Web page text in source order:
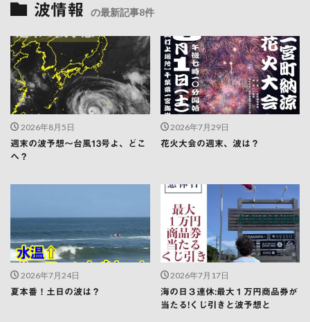
波情報 の最新記事8件
2026年8月5日
週末の波予想〜台風13号よ、どこ
へ？
2026年7月29日
花火大会の週末、波は？
2026年7月24日
夏本番！土日の波は？
2026年7月17日
海の日３連休:最大１万円商品券が
当たる!くじ引きと波予想と